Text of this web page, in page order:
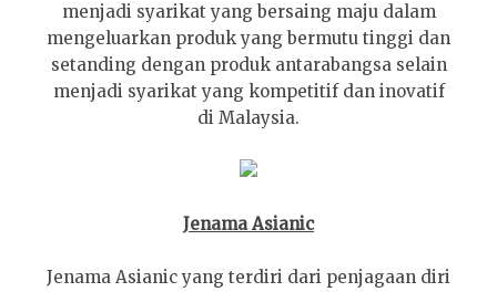
menjadi syarikat yang bersaing maju dalam
mengeluarkan produk yang bermutu tinggi dan
setanding dengan produk antarabangsa selain
menjadi syarikat yang kompetitif dan inovatif
di Malaysia.
Jenama Asianic
Jenama Asianic yang terdiri dari penjagaan diri